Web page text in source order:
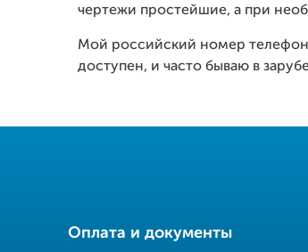
чертежи простейшие, а при
Мой российский номер
доступен, и часто бываю в
Оплата и документы